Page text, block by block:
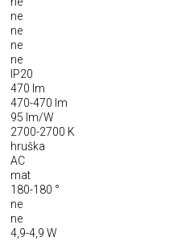
ne
ne
ne
ne
IP20
470 lm
470-470 lm
95 lm/W
2700-2700 K
hruška
AC
mat
180-180 °
ne
ne
4,9-4,9 W